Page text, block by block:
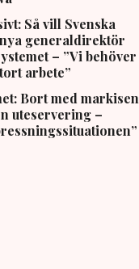
Så vill Svenska
generaldirektör
– ”Vi behöver
arbete”
Bort med markisen
uteservering –